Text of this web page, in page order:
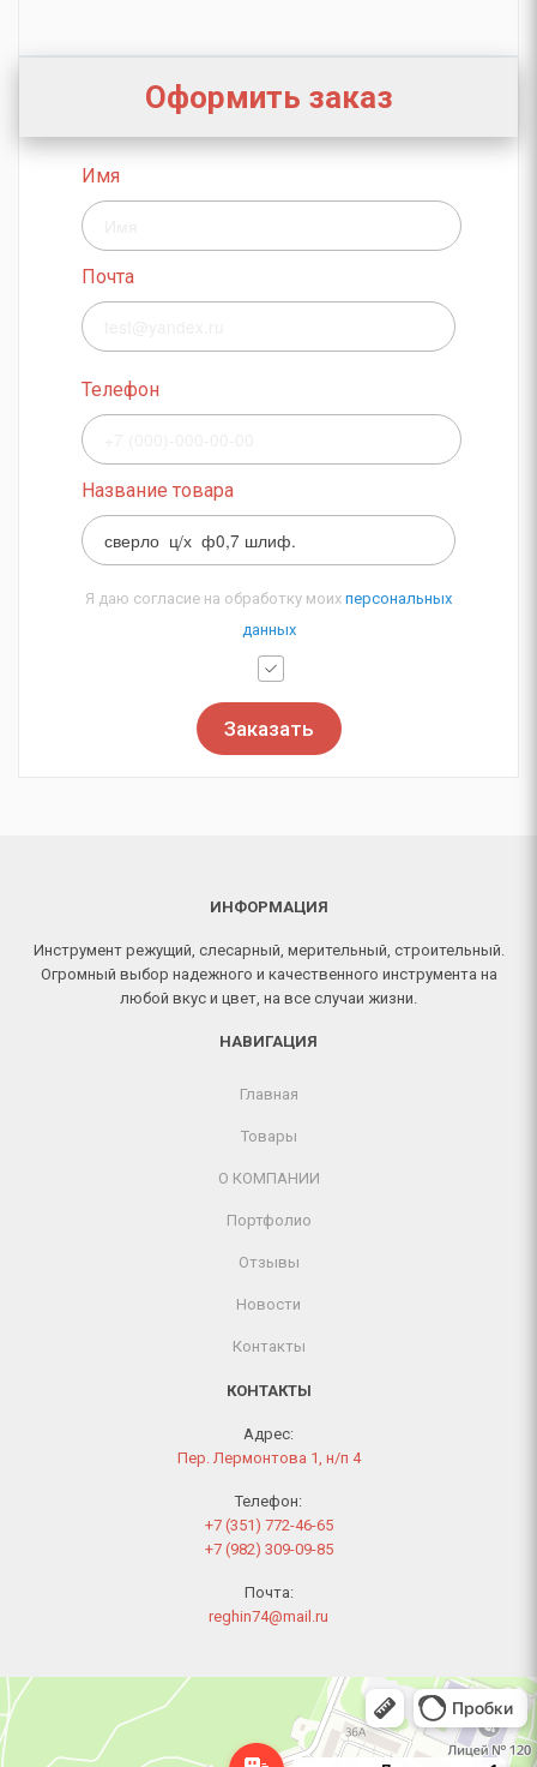
Оформить заказ
Имя
Почта
Телефон
Название товара
Я даю согласие на обработку моих персональных
данных
Заказать
ИНФОРМАЦИЯ
Инструмент режущий, слесарный, мерительный, строительный.
Огромный выбор надежного и качественного инструмента на
любой вкус и цвет, на все случаи жизни.
НАВИГАЦИЯ
Главная
Товары
О КОМПАНИИ
Портфолио
Отзывы
Новости
Контакты
КОНТАКТЫ
Адрес:
Пер. Лермонтова 1, н/п 4
Телефон:
+7 (351) 772-46-65
+7 (982) 309-09-85
Почта:
reghin74@mail.ru
Челябинск
Переулок Лермонтова, 1 — Яндекс Карты